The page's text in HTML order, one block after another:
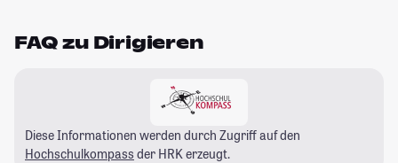
FAQ zu Dirigieren
Diese Informationen werden durch Zugriff auf den
Hochschulkompass der HRK erzeugt.